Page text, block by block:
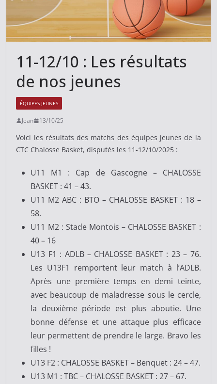
11-12/10 : Les résultats
de nos jeunes
ÉQUIPES JEUNES
Jean 13/10/25
Voici les résultats des matchs des équipes jeunes de la
CTC Chalosse Basket, disputés les 11-12/10/2025 :
U11 M1 : Cap de Gascogne – CHALOSSE
BASKET : 41 – 43.
U11 M2 ABC : BTO – CHALOSSE BASKET : 18 –
58.
U11 M2 : Stade Montois – CHALOSSE BASKET :
40 – 16
U13 F1 : ADLB – CHALOSSE BASKET : 23 – 76.
Les U13F1 remportent leur match à l’ADLB.
Après une première temps en demi teinte,
avec beaucoup de maladresse sous le cercle,
la deuxième période est plus aboutie. Une
bonne défense et une attaque plus efficace
leur permettent de prendre le large. Bravo les
filles !
U13 F2 : CHALOSSE BASKET – Benquet : 24 – 47.
U13 M1 : TBC – CHALOSSE BASKET : 27 – 67.